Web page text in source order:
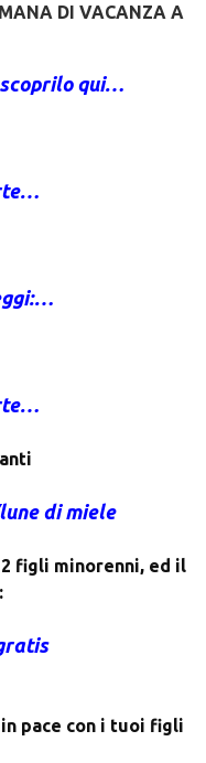
DI VACANZA A
scoprilo qui…
di miele
figli minorenni, ed il
pace con i tuoi figli